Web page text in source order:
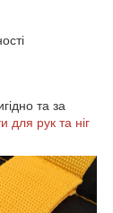
та за
для рук та ніг